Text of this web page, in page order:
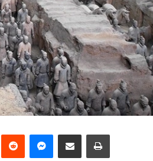
Reddit Messenger
Share via Email Print